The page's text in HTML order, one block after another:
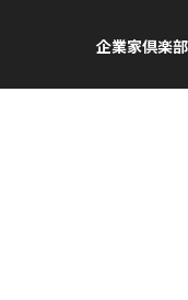
企業家倶楽部